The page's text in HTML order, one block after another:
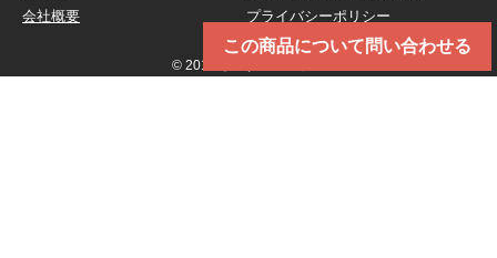
この商品について問い合わせる
会社概要
プライバシーポリシー
© 2019 トータルメンテ